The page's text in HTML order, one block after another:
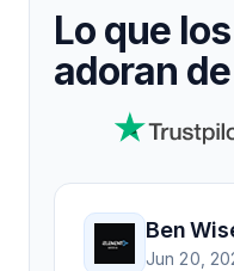
Lo que
adoran
Ben
Jun 20,